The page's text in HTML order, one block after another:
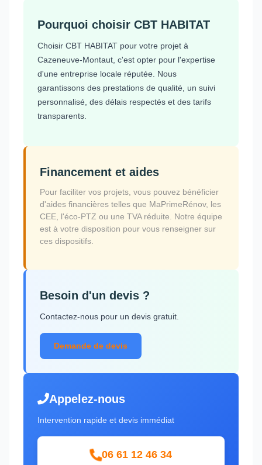
Pourquoi choisir CBT HABITAT
Choisir CBT HABITAT pour votre projet à
Cazeneuve-Montaut, c'est opter pour l'expertise
d'une entreprise locale réputée. Nous
garantissons des prestations de qualité, un suivi
personnalisé, des délais respectés et des tarifs
transparents.
Financement et aides
Pour faciliter vos projets, vous pouvez bénéficier
d'aides financières telles que MaPrimeRénov, les
CEE, l'éco-PTZ ou une TVA réduite. Notre équipe
est à votre disposition pour vous renseigner sur
ces dispositifs.
Besoin d'un devis ?
Contactez-nous pour un devis gratuit.
Demande de devis
Appelez-nous
Intervention rapide et devis immédiat
06 61 12 46 34